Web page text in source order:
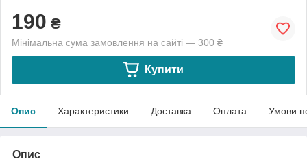
190 ₴
Мінімальна сума замовлення на сайті — 300 ₴
Купити
Опис Характеристики Доставка Оплата Умови
Опис